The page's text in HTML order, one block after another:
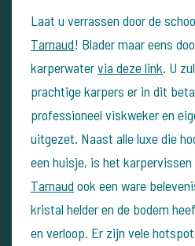
Laat u verrassen door de
Tarnaud! Blader maar eens
karperwatervia deze link. U
prachtige karpers er in dit
professioneel viskweker en
uitgezet. Naast alle luxe die
een huisje, is het karpervissen
Tarnaud ook een ware
kristal helder en de bodem
en verloop. Er zijn vele